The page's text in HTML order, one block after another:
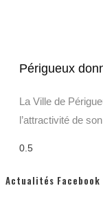
Périgueux
La Ville de
l’attractivité de
Actualités Facebook